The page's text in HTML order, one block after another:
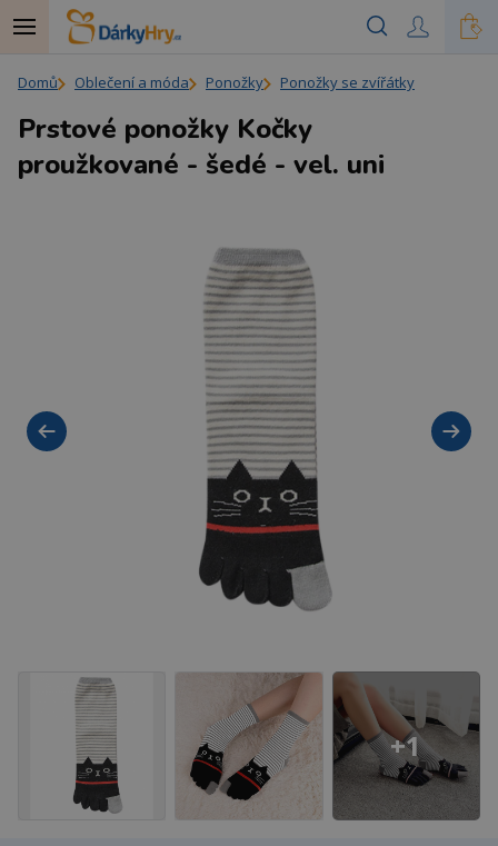
Domů Oblečení a móda Ponožky Ponožky se zvířátky
Prstové ponožky Kočky
proužkované - šedé - vel. uni
+1